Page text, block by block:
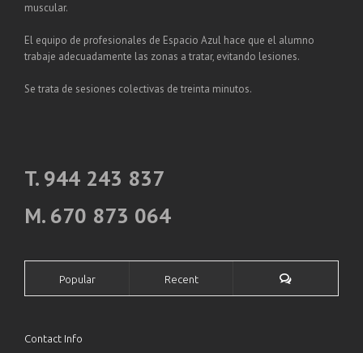
muscular.
El equipo de profesionales de Espacio Azul hace que el alumno
trabaje adecuadamente las zonas a tratar, evitando lesiones.
Se trata de sesiones colectivas de treinta minutos.
T. 944 243 837
M. 670 873 064
Popular Recent
Contact Info